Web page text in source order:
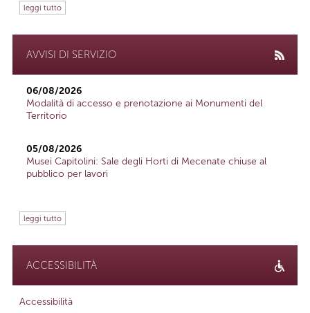
leggi tutto
AVVISI DI SERVIZIO
06/08/2026
Modalità di accesso e prenotazione ai Monumenti del
Territorio
05/08/2026
Musei Capitolini: Sale degli Horti di Mecenate chiuse al
pubblico per lavori
leggi tutto
ACCESSIBILITÀ
Accessibilità